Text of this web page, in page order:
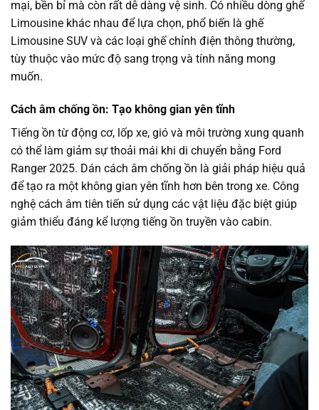
mại, bền bỉ mà còn rất dễ dàng vệ sinh. Có nhiều dòng ghế
Limousine khác nhau để lựa chọn, phổ biến là ghế
Limousine SUV và các loại ghế chỉnh điện thông thường,
tùy thuộc vào mức độ sang trọng và tính năng mong
muốn.
Cách âm chống ồn: Tạo không gian yên tĩnh
Tiếng ồn từ động cơ, lốp xe, gió và môi trường xung quanh
có thể làm giảm sự thoải mái khi di chuyển bằng Ford
Ranger 2025. Dán cách âm chống ồn là giải pháp hiệu quả
để tạo ra một không gian yên tĩnh hơn bên trong xe. Công
nghệ cách âm tiên tiến sử dụng các vật liệu đặc biệt giúp
giảm thiểu đáng kể lượng tiếng ồn truyền vào cabin.